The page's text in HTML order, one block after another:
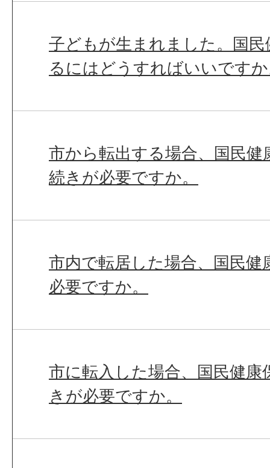
子どもが生まれました。国
るにはどうすればいいです
市から転出する場合、国民健
続きが必要ですか。
市内で転居した場合、国民健
必要ですか。
市に転入した場合、国民健康
きが必要ですか。